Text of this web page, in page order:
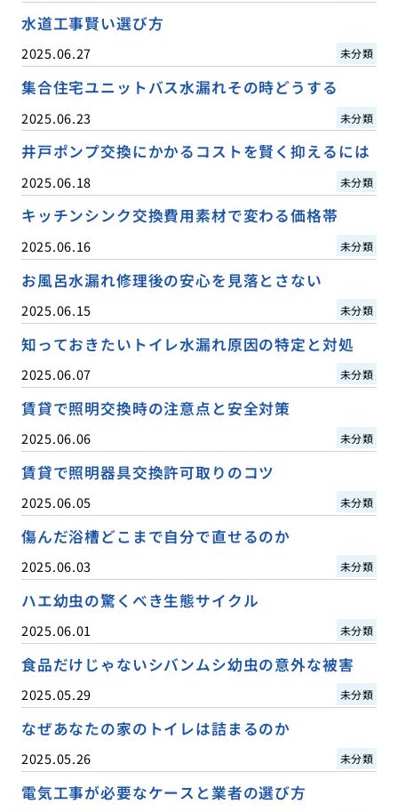
水道工事賢い選び方
2025.06.27 未分類
集合住宅ユニットバス水漏れその時どうする
2025.06.23 未分類
井戸ポンプ交換にかかるコストを賢く抑えるには
2025.06.18 未分類
キッチンシンク交換費用素材で変わる価格帯
2025.06.16 未分類
お風呂水漏れ修理後の安心を見落とさない
2025.06.15 未分類
知っておきたいトイレ水漏れ原因の特定と対処
2025.06.07 未分類
賃貸で照明交換時の注意点と安全対策
2025.06.06 未分類
賃貸で照明器具交換許可取りのコツ
2025.06.05 未分類
傷んだ浴槽どこまで自分で直せるのか
2025.06.03 未分類
ハエ幼虫の驚くべき生態サイクル
2025.06.01 未分類
食品だけじゃないシバンムシ幼虫の意外な被害
2025.05.29 未分類
なぜあなたの家のトイレは詰まるのか
2025.05.26 未分類
電気工事が必要なケースと業者の選び方